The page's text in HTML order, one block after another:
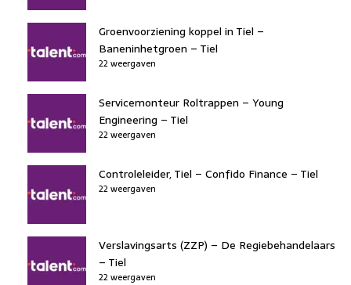
Groenvoorziening koppel in Tiel –
Baneninhetgroen – Tiel
22 weergaven
Servicemonteur Roltrappen – Young
Engineering – Tiel
22 weergaven
Controleleider, Tiel – Confido Finance – Tiel
22 weergaven
Verslavingsarts (ZZP) – De Regiebehandelaars
– Tiel
22 weergaven